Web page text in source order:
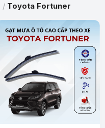
/ Toyota Fortuner